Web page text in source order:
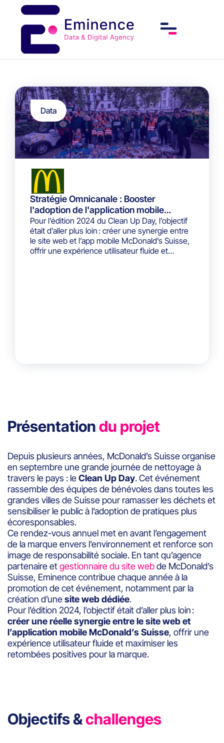
Stratégie Omnicanale : Booster
l'adoption de l'application mobile
McDonald’s Suisse
Pour l’édition 2024 du Clean Up Day, l’objectif
était d’aller plus loin : créer une synergie entre
le site web et l’app mobile McDonald’s Suisse,
offrir une expérience utilisateur fluide et
Data
Présentationdu projet
Depuis plusieurs années, McDonald’s Suisse organise
en septembre une grande journée de nettoyage à
travers le pays : leClean Up Day. Cet événement
rassemble des équipes de bénévoles dans toutes les
grandes villes de Suisse pour ramasser les déchets et
sensibiliser le public à l’adoption de pratiques plus
écoresponsables.
Ce rendez-vous annuel met en avant l’engagement
de la marque envers l’environnement et renforce son
image de responsabilité sociale. En tant qu’agence
partenaire etgestionnaire du site webde McDonald’s
Suisse, Eminence contribue chaque année à la
promotion de cet événement, notamment par la
création d’unesite web dédiée.
Pour l’édition 2024, l’objectif était d’aller plus loin :
créer une réelle synergie entre le site web et
l’application mobile McDonald’s Suisse, offrir une
expérience utilisateur fluide et maximiser les
retombées positives pour la marque.
Objectifs &challenges